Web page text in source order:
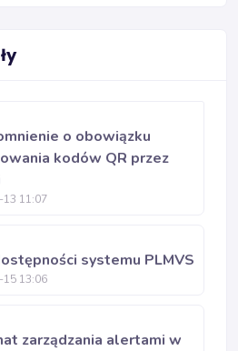
o obowiązku
kodów QR przez
11:07
systemu PLMVS
13:06
zarządzania alertami w